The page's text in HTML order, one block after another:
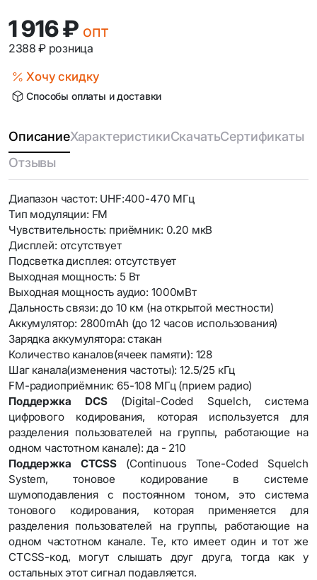
1 916 ₽ опт
2388 ₽ розница
Хочу скидку
Способы оплаты и доставки
ОписаниеХарактеристикиСкачатьСертификаты
Отзывы
Диапазон частот: UHF:400-470 МГц
Тип модуляции: FM
Чувствительность: приёмник: 0.20 мкВ
Дисплей: отсутствует
Подсветка дисплея: отсутствует
Выходная мощность: 5 Вт
Выходная мощность аудио: 1000мВт
Дальность связи: до 10 км (на открытой местности)
Аккумулятор: 2800mAh (до 12 часов использования)
Зарядка аккумулятора: стакан
Количество каналов(ячеек памяти): 128
Шаг канала(изменения частоты): 12.5/25 кГц
FM-радиоприёмник: 65-108 МГц (прием радио)
Поддержка DCS(Digital-Coded Squelch, система
цифрового кодирования, которая используется для
разделения пользователей на группы, работающие на
одном частотном канале): да - 210
Поддержка CTCSS(Continuous Tone-Coded Squelch
System, тоновое кодирование в системе
шумоподавления с постоянном тоном, это система
тонового кодирования, которая применяется для
разделения пользователей на группы, работающие на
одном частотном канале. Те, кто имеет один и тот же
CTCSS-код, могут слышать друг друга, тогда как у
остальных этот сигнал подавляется.